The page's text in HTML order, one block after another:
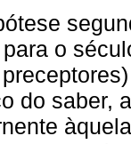
o
do saber,